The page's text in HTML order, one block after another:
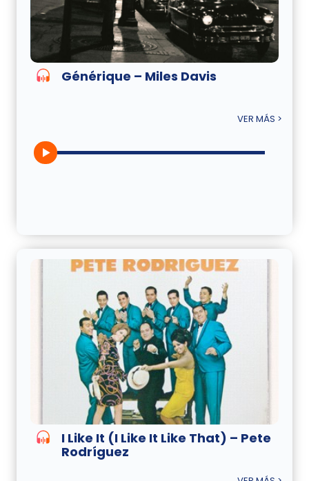
Générique – Miles Davis
VER MÁS >
I Like It (I Like It Like That) – Pete
Rodríguez